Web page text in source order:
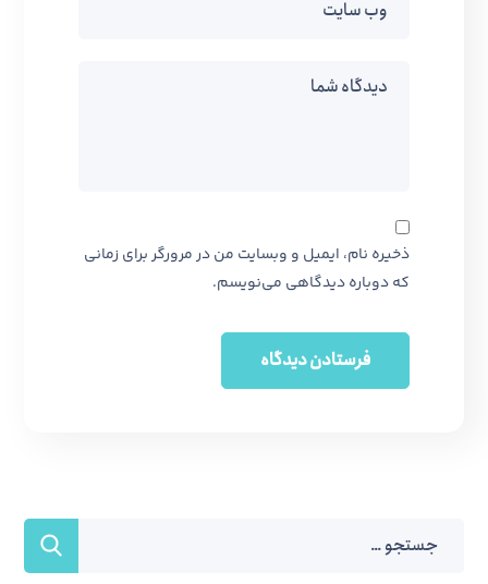
ذخیره نام، ایمیل و وبسایت من در مرورگر برای زمانی
که دوباره دیدگاهی می‌نویسم.